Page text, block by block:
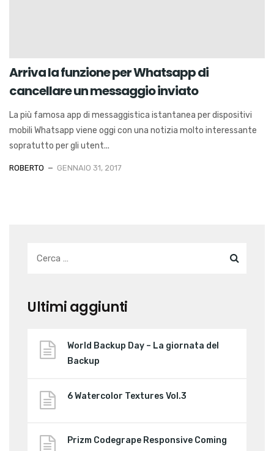
Arriva la funzione per Whatsapp di
cancellare un messaggio inviato
La più famosa app di messaggistica istantanea per dispositivi
mobili Whatsapp viene oggi con una notizia molto interessante
sopratutto per gli utent...
ROBERTO GENNAIO 31, 2017
Ultimi aggiunti
World Backup Day – La giornata del
Backup
6 Watercolor Textures Vol.3
Prizm Codegrape Responsive Coming